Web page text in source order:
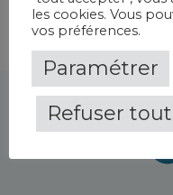
les cookies. Vous
vos préférences.
Paramétrer
Refuser tout